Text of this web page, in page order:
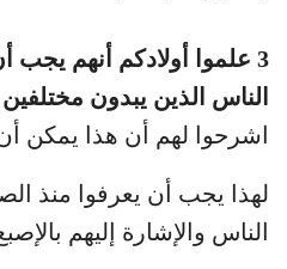
3 علموا أولادكم أنهم يجب
الناس الذين يبدون
اشرحوا لهم أن هذا يمكن
لهذا يجب أن يعرفوا منذ
الناس والإشارة إليهم